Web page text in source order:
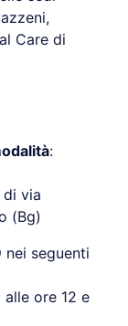
Care di
:
di via
(Bg)
nei seguenti
ore 12 e